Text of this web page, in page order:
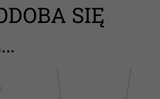
SIĘ